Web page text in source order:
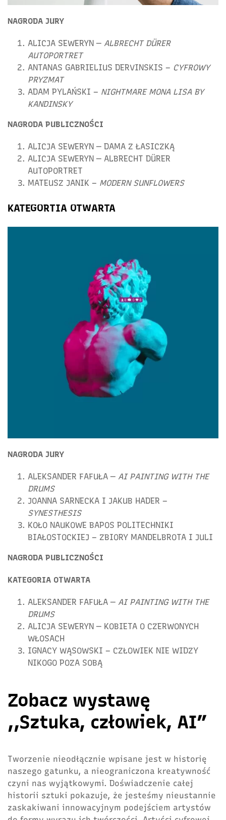
NAGRODA JURY
ALICJA SEWERYN — ALBRECHT DÜRER
AUTOPORTRET
ANTANAS GABRIELIUS DERVINSKIS – CYFROWY
PRYZMAT
ADAM PYLAŃSKI – NIGHTMARE MONA LISA BY
KANDINSKY
NAGRODA PUBLICZNOŚCI
ALICJA SEWERYN — DAMA Z ŁASICZKĄ
ALICJA SEWERYN — ALBRECHT DÜRER
AUTOPORTRET
MATEUSZ JANIK – MODERN SUNFLOWERS
KATEGORTIA OTWARTA
NAGRODA JURY
ALEKSANDER FAFUŁA — AI PAINTING WITH THE
DRUMS
JOANNA SARNECKA I JAKUB HADER –
SYNESTHESIS
KOŁO NAUKOWE BAPOS POLITECHNIKI
BIAŁOSTOCKIEJ – ZBIORY MANDELBROTA I JULI
NAGRODA PUBLICZNOŚCI
KATEGORIA OTWARTA
ALEKSANDER FAFUŁA — AI PAINTING WITH THE
DRUMS
ALICJA SEWERYN — KOBIETA O CZERWONYCH
WŁOSACH
IGNACY WĄSOWSKI – CZŁOWIEK NIE WIDZY
NIKOGO POZA SOBĄ
Zobacz wystawę
,,Sztuka, człowiek, AI”
Tworzenie nieodłącznie wpisane jest w historię
naszego gatunku, a nieograniczona kreatywność
czyni nas wyjątkowymi. Doświadczenie całej
historii sztuki pokazuje, że jesteśmy nieustannie
zaskakiwani innowacyjnym podejściem artystów